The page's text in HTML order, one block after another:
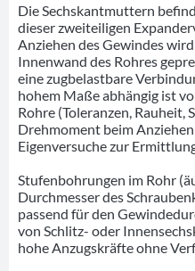
Die Sechskantmuttern
dieser zweiteiligen
Anziehen des Gewindes
Innenwand des Rohres
eine zugbelastbare
hohem Maße abhängig ist
Rohre (Toleranzen, Rauheit,
Drehmoment beim
Eigenversuche zur
Stufenbohrungen im Rohr
Durchmesser des
passend für den
von Schlitz- oder
hohe Anzugskräfte ohne